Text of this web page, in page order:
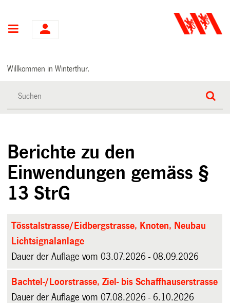
Hauptnavigation
Willkommen in Winterthur.
Berichte zu den
Einwendungen gemäss §
13 StrG
Tösstalstrasse/Eidbergstrasse, Knoten, Neubau
Lichtsignalanlage
Dauer der Auflage vom 03.07.2026 - 08.09.2026
Bachtel-/Loorstrasse, Ziel- bis Schaffhauserstrasse
Dauer der Auflage vom 07.08.2026 - 6.10.2026